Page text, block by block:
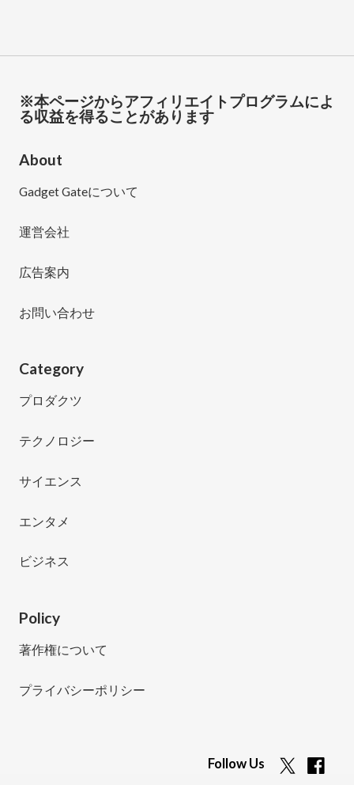
※本ページからアフィリエイトプログラムによ
る収益を得ることがあります
About
Gadget Gateについて
運営会社
広告案内
お問い合わせ
Category
プロダクツ
テクノロジー
サイエンス
エンタメ
ビジネス
Policy
著作権について
プライバシーポリシー
Follow Us